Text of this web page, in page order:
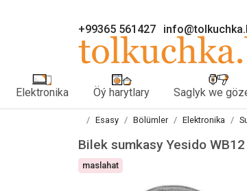
+99365 561427
Elektronika Öý harytlary Saglyk we
Esasy Bölümler Elektronika
Bilek sumkasy Yesido WB12
maslahat